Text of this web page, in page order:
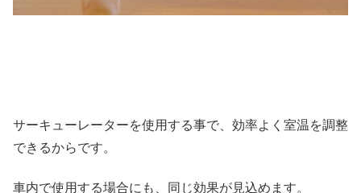
サーキューレーターを使用する事で、効率よく室温を調整
できるからです。
車内で使用する場合にも、同じ効果が見込めます。